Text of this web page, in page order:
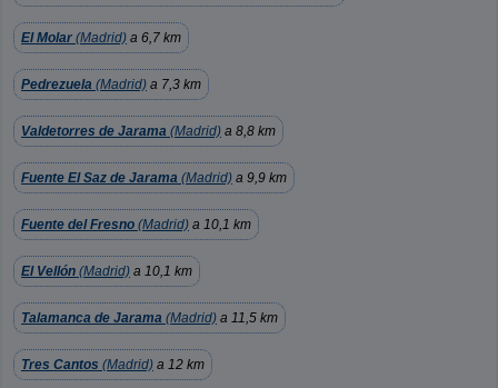
El Molar (Madrid) a 6,7 km
Pedrezuela (Madrid) a 7,3 km
Valdetorres de Jarama (Madrid) a 8,8 km
Fuente El Saz de Jarama (Madrid) a 9,9 km
Fuente del Fresno (Madrid) a 10,1 km
El Vellón (Madrid) a 10,1 km
Talamanca de Jarama (Madrid) a 11,5 km
Tres Cantos (Madrid) a 12 km